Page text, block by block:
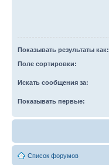
Показывать результаты как:
Поле сортировки:
Искать сообщения за:
Показывать первые:
Список форумов